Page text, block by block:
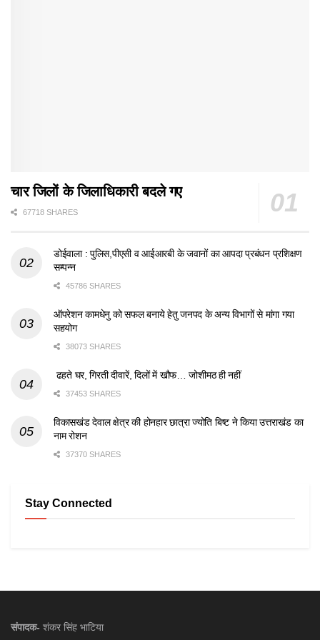
चार जिलों के जिलाधिकारी बदले गए
67718 SHARES
डोईवाला : पुलिस,पीएसी व आईआरबी के जवानों का आपदा प्रबंधन प्रशिक्षण
सम्पन्न
45786 SHARES
ऑपरेशन कामधेनु को सफल बनाये हेतु जनपद के अन्य विभागों से मांगा गया
सहयोग
38073 SHARES
ढहते घर, गिरती दीवारें, दिलों में खौफ… जोशीमठ ही नहीं
37453 SHARES
विकासखंड देवाल क्षेत्र की होनहार छात्रा ज्योति बिष्ट ने किया उत्तराखंड का
नाम रोशन
37370 SHARES
Stay Connected
संपादक- शंकर सिंह भाटिया